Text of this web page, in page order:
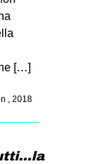
[…]
, 2018